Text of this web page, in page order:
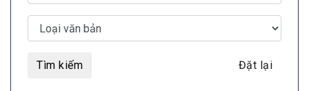
Tìm kiếm Đặt lại